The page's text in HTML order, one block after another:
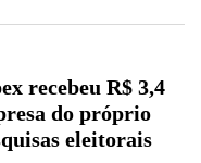
recebeu R$ 3,4
do próprio
eleitorais